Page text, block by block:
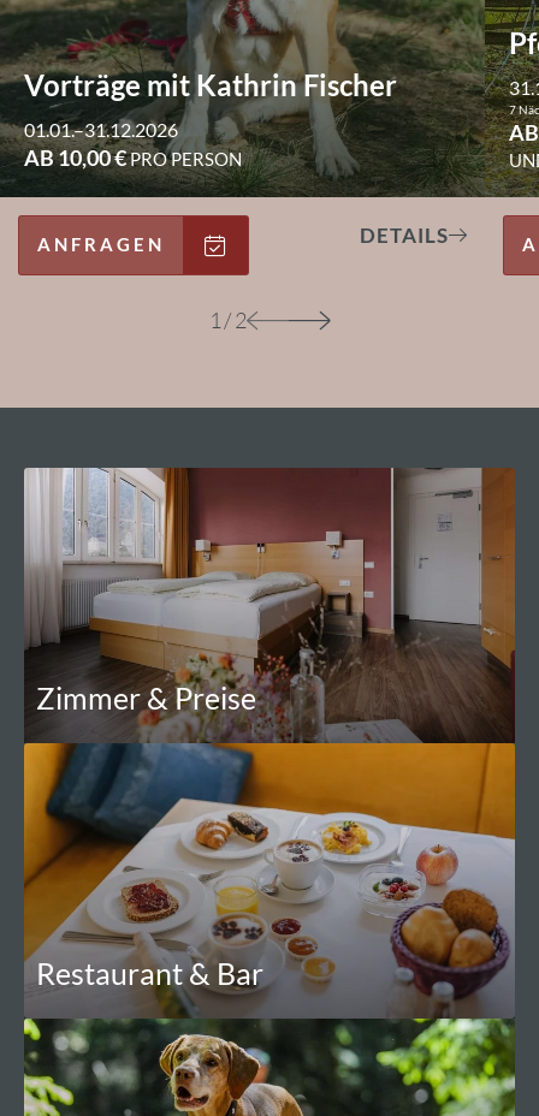
1 /2
Vorträge mit Kathrin Fischer
01.01.–31.12.2026
AB 10,00 €PRO PERSON
ANFRAGEN DETAILS
7
Zimmer & Preise
Restaurant & Bar